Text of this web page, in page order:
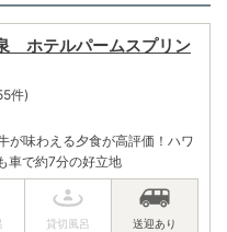
ホテルパームスプリン
件)
が味わえる夕食が高評価！ハワ
車で約7分の好立地